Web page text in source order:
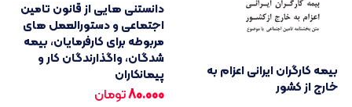
بیمه کارگران ایرانی اعزام به
خارج از کشور
دانستنی هایی از قانون تامین
اجتماعی و دستورالعمل های
مربوطه برای کارفرمایان، بیمه
شدگان، واگذارندگان کار و
پیمانکاران
80.000تومان